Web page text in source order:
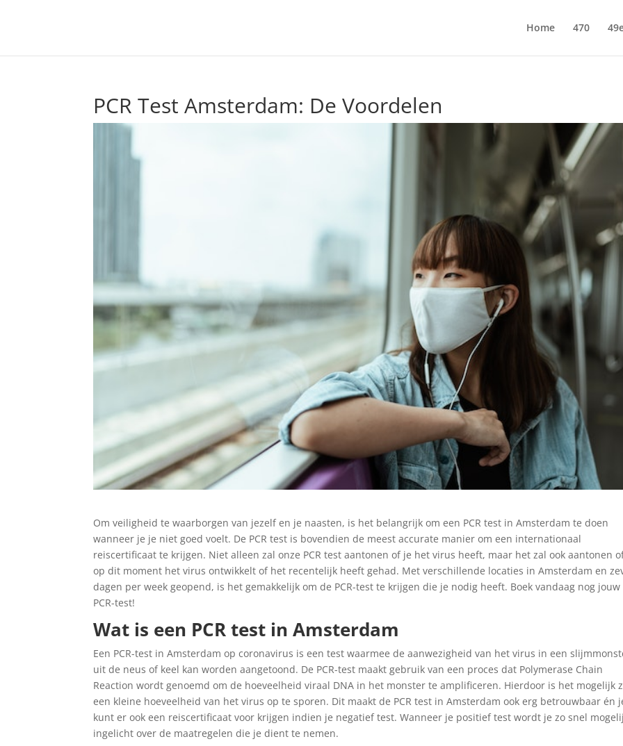
Home 470
PCR Test Amsterdam: De Voordelen
Om veiligheid te waarborgen van jezelf en je naasten, is het belangrijk om een PCR test in Amsterdam te doen
wanneer je je niet goed voelt. De PCR test is bovendien de meest accurate manier om een internationaal
reiscertificaat te krijgen. Niet alleen zal onze PCR test aantonen of je het virus heeft, maar het zal ook aantonen
op dit moment het virus ontwikkelt of het recentelijk heeft gehad. Met verschillende locaties in Amsterdam en
dagen per week geopend, is het gemakkelijk om de PCR-test te krijgen die je nodig heeft. Boek vandaag nog jouw
PCR-test!
Wat is een PCR test in Amsterdam
Een PCR-test in Amsterdam op coronavirus is een test waarmee de aanwezigheid van het virus in een
uit de neus of keel kan worden aangetoond. De PCR-test maakt gebruik van een proces dat Polymerase Chain
Reaction wordt genoemd om de hoeveelheid viraal DNA in het monster te amplificeren. Hierdoor is het mogelijk
een kleine hoeveelheid van het virus op te sporen. Dit maakt de PCR test in Amsterdam ook erg betrouwbaar én
kunt er ook een reiscertificaat voor krijgen indien je negatief test. Wanneer je positief test wordt je zo snel
ingelicht over de maatregelen die je dient te nemen.